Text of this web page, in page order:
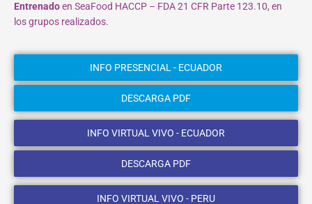
Entrenadoen SeaFood HACCP – FDA 21 CFR Parte 123.10, en
los grupos realizados.
INFO PRESENCIAL - ECUADOR
DESCARGA PDF
INFO VIRTUAL VIVO - ECUADOR
DESCARGA PDF
INFO VIRTUAL VIVO - PERU